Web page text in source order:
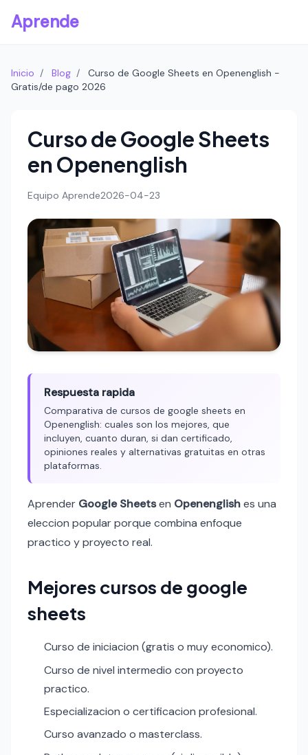
Aprende
Inicio / Blog /
Curso de Google Sheets en Openenglish -
Gratis/de pago 2026
Curso de Google Sheets
en Openenglish
Equipo Aprende2026-04-23
Respuesta rapida
Comparativa de cursos de google sheets en
Openenglish: cuales son los mejores, que
incluyen, cuanto duran, si dan certificado,
opiniones reales y alternativas gratuitas en otras
plataformas.
Aprender Google Sheetsen Openenglishes una
eleccion popular porque combina enfoque
practico y proyecto real.
Mejores cursos de google
sheets
Curso de iniciacion (gratis o muy economico).
Curso de nivel intermedio con proyecto
practico.
Especializacion o certificacion profesional.
Curso avanzado o masterclass.